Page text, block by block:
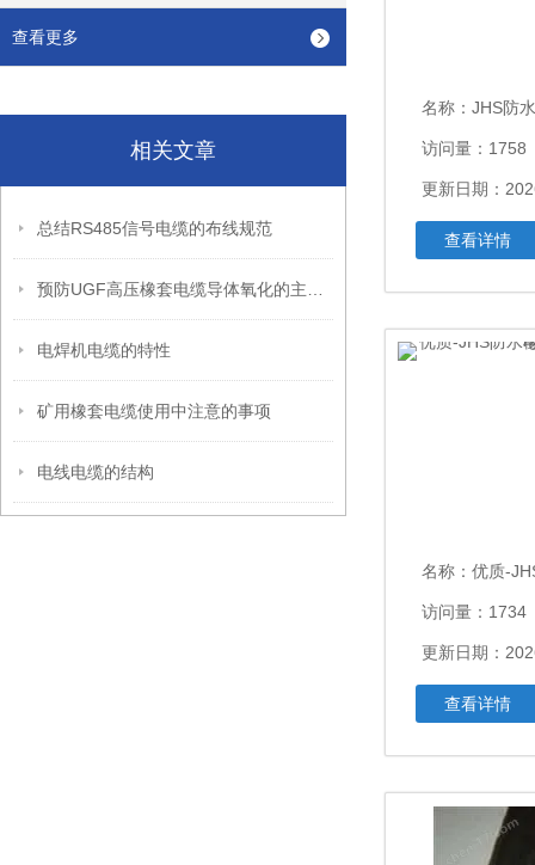
查看更多
相关文章
总结RS485信号电缆的布线规范
电焊机电缆的特性
矿用橡套电缆使用中注意的事项
电线电缆的结构
名称： JHS防水
访问量：1758
更新日期：
查看详情
名称： 优质-JHS防水
访问量：1734
更新日期：
查看详情